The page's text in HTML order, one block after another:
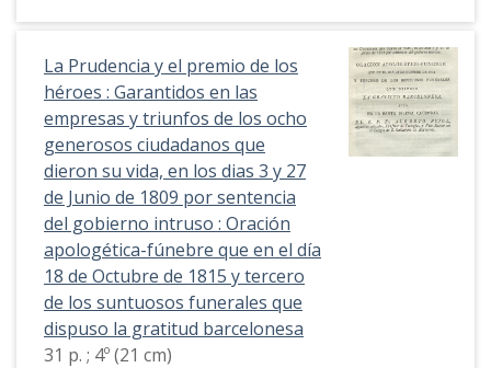
La Prudencia y el premio de los
héroes : Garantidos en las
empresas y triunfos de los ocho
generosos ciudadanos que
dieron su vida, en los dias 3 y 27
de Junio de 1809 por sentencia
del gobierno intruso : Oración
apologética-fúnebre que en el día
18 de Octubre de 1815 y tercero
de los suntuosos funerales que
dispuso la gratitud barcelonesa
31 p. ; 4º (21 cm)